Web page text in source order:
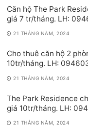
Căn hộ The Park
giá 7 tr/tháng. LH:
21 THÁNG NĂM, 2024
Cho thuê căn hộ 2
10tr/tháng. LH:
21 THÁNG NĂM, 2024
The Park Residence
giá 10tr/tháng. LH:
21 THÁNG NĂM, 2024